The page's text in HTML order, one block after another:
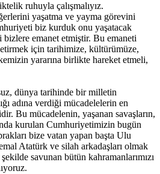
ruhuyla çalışmalıyız.
yaşatma ve yayma görevini
biz kurduk onu yaşatacak
emanet etmiştir. Bu emaneti
için tarihimize, kültürümüze,
yararına birlikte hareket etmeli,
dünya tarihinde bir milletin
adına verdiği mücadelelerin en
Bu mücadelenin, yaşanan savaşların,
kurulan Cumhuriyetimizin bugün
bize vatan yapan başta Ulu
Atatürk ve silah arkadaşları olmak
savunan bütün kahramanlarımızı